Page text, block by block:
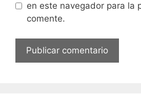
en este navegador para la
comente.